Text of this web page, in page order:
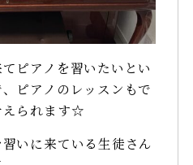
ピアノを習いたいとい
ピアノのレッスンもで
えられます☆
いに来ている生徒さん